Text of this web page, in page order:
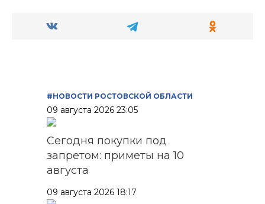
#НОВОСТИ РОСТОВСКОЙ ОБЛАСТИ
09 августа 2026 23:05
Сегодня покупки под
запретом: приметы на 10
августа
09 августа 2026 18:17